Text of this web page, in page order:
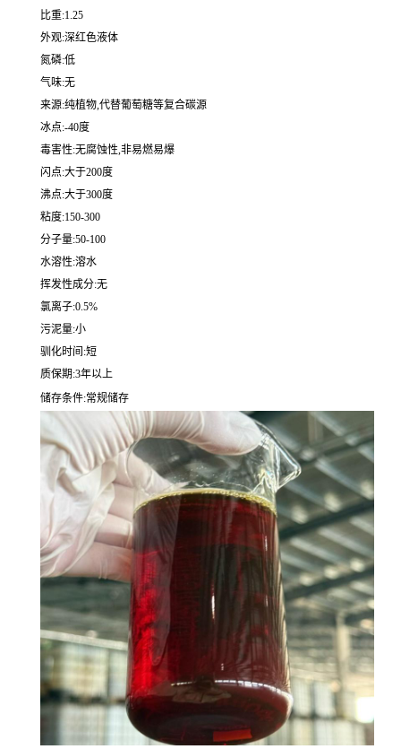
比重:1.25
外观:深红色液体
氮磷:低
气味:无
来源:纯植物,代替葡萄糖等复合碳源
冰点:-40度
毒害性:无腐蚀性,非易燃易爆
闪点:大于200度
沸点:大于300度
粘度:150-300
分子量:50-100
水溶性:溶水
挥发性成分:无
氯离子:0.5%
污泥量:小
驯化时间:短
质保期:3年以上
储存条件:常规储存